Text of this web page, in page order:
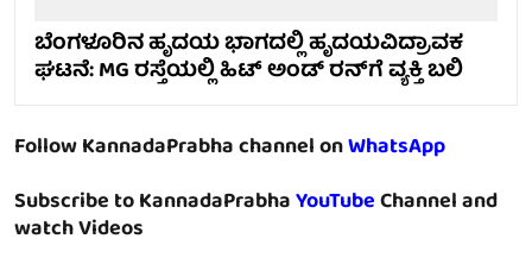
ಬೆಂಗಳೂರಿನ ಹೃದಯ ಭಾಗದಲ್ಲಿ ಹೃದಯವಿದ್ರಾವಕ
ಘಟನೆ: MG ರಸ್ತೆಯಲ್ಲಿ ಹಿಟ್ ಅಂಡ್ ರನ್‌ಗೆ ವ್ಯಕ್ತಿ ಬಲಿ
Follow KannadaPrabha channel onWhatsApp
Subscribe to KannadaPrabhaYouTubeChannel and
watch Videos